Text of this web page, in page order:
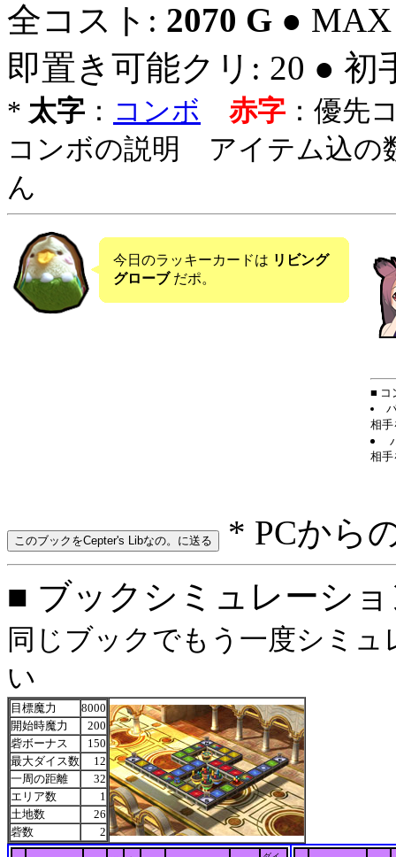
全コスト: 2070 G ●
即置き可能クリ: 20 ● 初
* 太字 ： コンボ 赤字 ：優先
コンボの説明 アイテム込の
ん
今日のラッキーカードは リビング
グローブ だポ。
■ コ
相手
相
* PCから
■ ブックシミュレーシ
同じブックでもう一度シミ
い
目標魔力
8000
開始時魔力
200
砦ボーナス
150
最大ダイス数
12
一周の距離
32
エリア数
1
土地数
26
砦数
2